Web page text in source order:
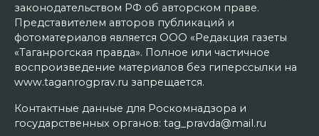
законодательством РФ об авторском праве.
Представителем авторов публикаций и
фотоматериалов является ООО «Редакция газеты
«Таганрогская правда». Полное или частичное
воспроизведение материалов без гиперссылки на
www.taganrogprav.ru запрещается.
Контактные данные для Роскомнадзора и
государственных органов: tag_pravda@mail.ru